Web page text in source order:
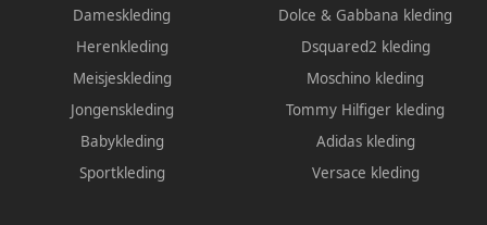
Dameskleding
Herenkleding
Meisjeskleding
Jongenskleding
Babykleding
Sportkleding
Dolce & Gabbana kleding
Dsquared2 kleding
Moschino kleding
Tommy Hilfiger kleding
Adidas kleding
Versace kleding